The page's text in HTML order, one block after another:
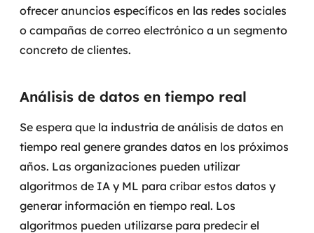
ofrecer anuncios específicos en las redes sociales
o campañas de correo electrónico a un segmento
concreto de clientes.
Análisis de datos en tiempo real
Se espera que la industria de análisis de datos en
tiempo real genere grandes datos en los próximos
años. Las organizaciones pueden utilizar
algoritmos de IA y ML para cribar estos datos y
generar información en tiempo real. Los
algoritmos pueden utilizarse para predecir el